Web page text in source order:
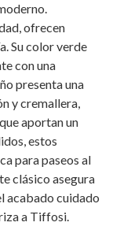
ofrecen
Su color verde
con una
presenta una
y cremallera,
aportan un
estos
para paseos al
clásico asegura
acabado cuidado
a Tiffosi.